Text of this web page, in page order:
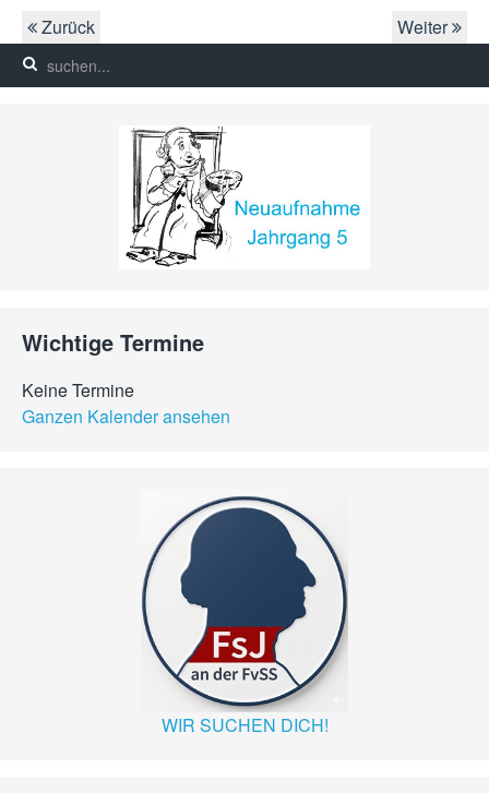
Zurück
Weiter
Wichtige Termine
Keine Termine
Ganzen Kalender ansehen
WIR SUCHEN DICH!